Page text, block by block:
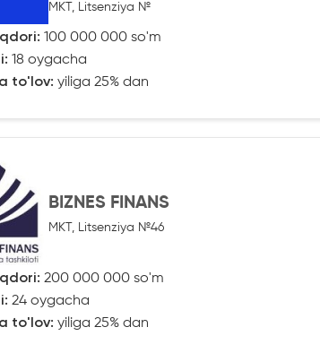
MKT, Litsenziya №
100 000 000 so'm
18 oygacha
to'lov: yiliga 25% dan
BIZNES FINANS
MKT, Litsenziya №46
200 000 000 so'm
24 oygacha
to'lov: yiliga 25% dan